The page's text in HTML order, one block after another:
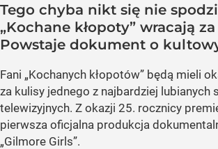
Tego chyba nikt się nie
„Kochane kłopoty” wracają
Powstaje dokument o
Fani „Kochanych kłopotów” będą mieli
za kulisy jednego z najbardziej lubianych
telewizyjnych. Z okazji 25. rocznicy
pierwsza oficjalna produkcja
„Gilmore Girls”.